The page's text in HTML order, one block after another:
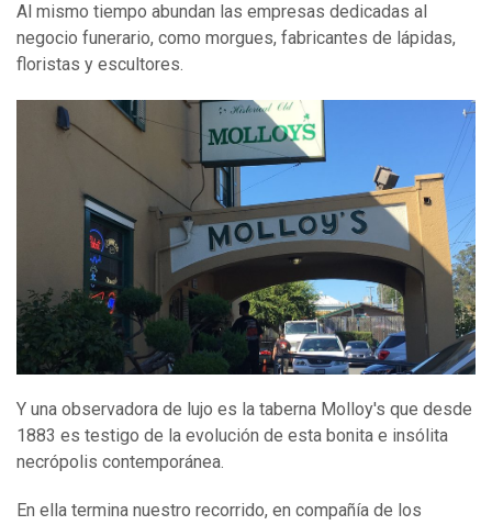
Al mismo tiempo abundan las empresas dedicadas al
negocio funerario, como morgues, fabricantes de lápidas,
floristas y escultores.
Y una observadora de lujo es la taberna Molloy's que desde
1883 es testigo de la evolución de esta bonita e insólita
necrópolis contemporánea.
En ella termina nuestro recorrido, en compañía de los